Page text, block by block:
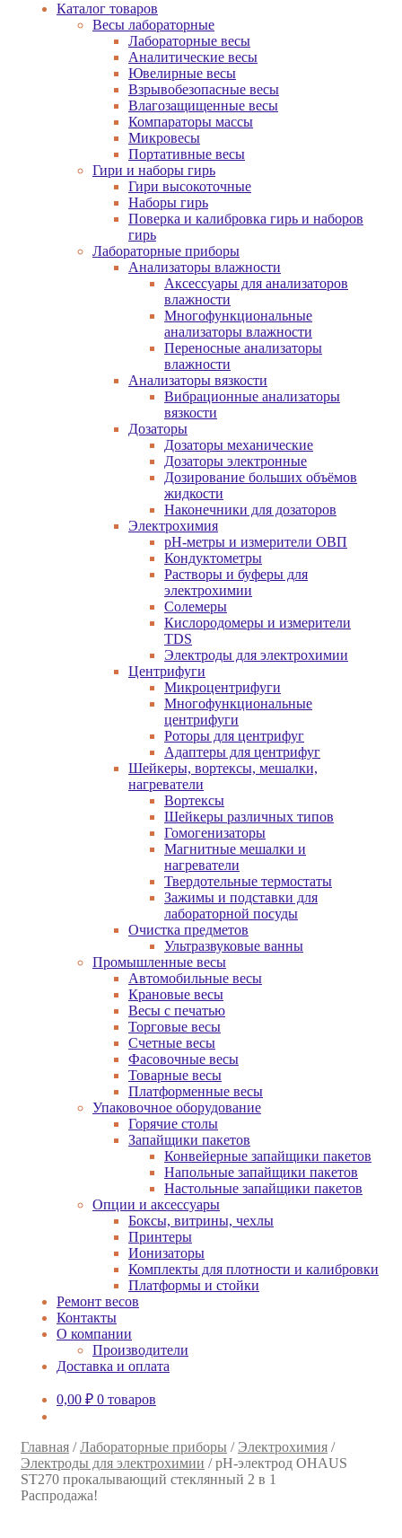
Каталог товаров
Весы лабораторные
Лабораторные весы
Аналитические весы
Ювелирные весы
Взрывобезопасные весы
Влагозащищенные весы
Компараторы массы
Микровесы
Портативные весы
Гири и наборы гирь
Гири высокоточные
Наборы гирь
Поверка и калибровка гирь и наборов
гирь
Лабораторные приборы
Анализаторы влажности
Аксессуары для анализаторов
влажности
Многофункциональные
анализаторы влажности
Переносные анализаторы
влажности
Анализаторы вязкости
Вибрационные анализаторы
вязкости
Дозаторы
Дозаторы механические
Дозаторы электронные
Дозирование больших объёмов
жидкости
Наконечники для дозаторов
Электрохимия
pH-метры и измерители ОВП
Кондуктометры
Растворы и буферы для
электрохимии
Солемеры
Кислородомеры и измерители
TDS
Электроды для электрохимии
Центрифуги
Микроцентрифуги
Многофункциональные
центрифуги
Роторы для центрифуг
Адаптеры для центрифуг
Шейкеры, вортексы, мешалки,
нагреватели
Вортексы
Шейкеры различных типов
Гомогенизаторы
Магнитные мешалки и
нагреватели
Твердотельные термостаты
Зажимы и подставки для
лабораторной посуды
Очистка предметов
Ультразвуковые ванны
Промышленные весы
Автомобильные весы
Крановые весы
Весы с печатью
Торговые весы
Счетные весы
Фасовочные весы
Товарные весы
Платформенные весы
Упаковочное оборудование
Горячие столы
Запайщики пакетов
Конвейерные запайщики пакетов
Напольные запайщики пакетов
Настольные запайщики пакетов
Опции и аксессуары
Боксы, витрины, чехлы
Принтеры
Ионизаторы
Комплекты для плотности и калибровки
Платформы и стойки
Ремонт весов
Контакты
О компании
Производители
Доставка и оплата
0,00 ₽ 0 товаров
Главная /Лабораторные приборы / Электрохимия /
Электроды для электрохимии /pH-электрод OHAUS
ST270 прокалывающий стеклянный 2 в 1
Распродажа!